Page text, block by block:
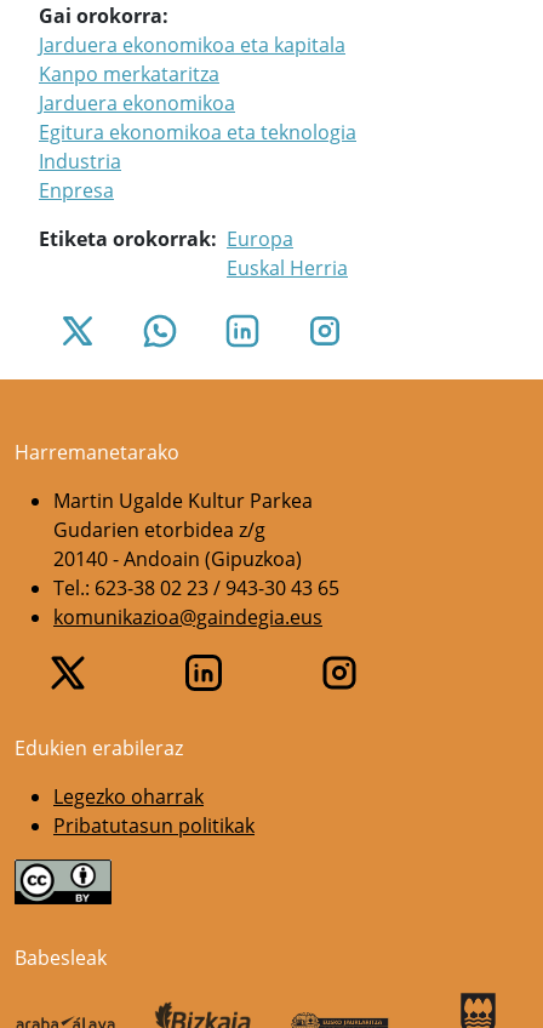
Gai orokorra
Jarduera ekonomikoa eta kapitala
Kanpo merkataritza
Jarduera ekonomikoa
Egitura ekonomikoa eta teknologia
Industria
Enpresa
Etiketa orokorrak
Europa
Euskal Herria
Harremanetarako
Martin Ugalde Kultur Parkea
Gudarien etorbidea z/g
20140 - Andoain (Gipuzkoa)
Tel.: 623-38 02 23 / 943-30 43 65
komunikazioa@gaindegia.eus
Edukien erabileraz
Legezko oharrak
Pribatutasun politikak
Babesleak